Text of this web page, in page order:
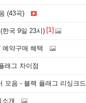
(43곡)
한국 9일 23시) [1]
약구매 혜택
래그 차이점
모음 - 블랙 플래그 리싱크드
개